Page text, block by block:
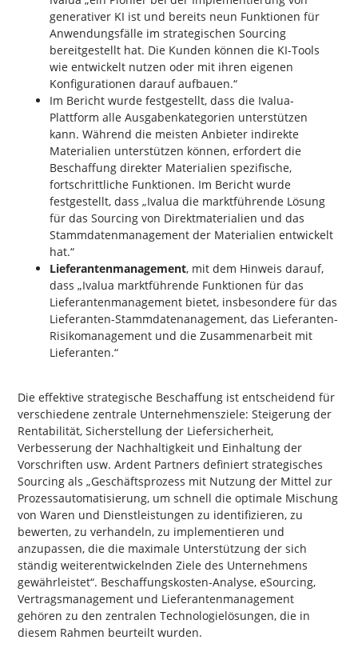
generativer KI ist und bereits neun Funktionen für
Anwendungsfälle im strategischen Sourcing
bereitgestellt hat. Die Kunden können die KI-Tools
wie entwickelt nutzen oder mit ihren eigenen
Konfigurationen darauf aufbauen.“
Im Bericht wurde festgestellt, dass die Ivalua-
Plattform alle Ausgabenkategorien unterstützen
kann. Während die meisten Anbieter indirekte
Materialien unterstützen können, erfordert die
Beschaffung direkter Materialien spezifische,
fortschrittliche Funktionen. Im Bericht wurde
festgestellt, dass „Ivalua die marktführende Lösung
für das Sourcing von Direktmaterialien und das
Stammdatenmanagement der Materialien entwickelt
hat.“
Lieferantenmanagement, mit dem Hinweis darauf,
dass „Ivalua marktführende Funktionen für das
Lieferantenmanagement bietet, insbesondere für das
Lieferanten-Stammdatenanagement, das Lieferanten-
Risikomanagement und die Zusammenarbeit mit
Lieferanten.“
Die effektive strategische Beschaffung ist entscheidend für
verschiedene zentrale Unternehmensziele: Steigerung der
Rentabilität, Sicherstellung der Liefersicherheit,
Verbesserung der Nachhaltigkeit und Einhaltung der
Vorschriften usw. Ardent Partners definiert strategisches
Sourcing als „Geschäftsprozess mit Nutzung der Mittel zur
Prozessautomatisierung, um schnell die optimale Mischung
von Waren und Dienstleistungen zu identifizieren, zu
bewerten, zu verhandeln, zu implementieren und
anzupassen, die die maximale Unterstützung der sich
ständig weiterentwickelnden Ziele des Unternehmens
gewährleistet“. Beschaffungskosten-Analyse, eSourcing,
Vertragsmanagement und Lieferantenmanagement
gehören zu den zentralen Technologielösungen, die in
diesem Rahmen beurteilt wurden.